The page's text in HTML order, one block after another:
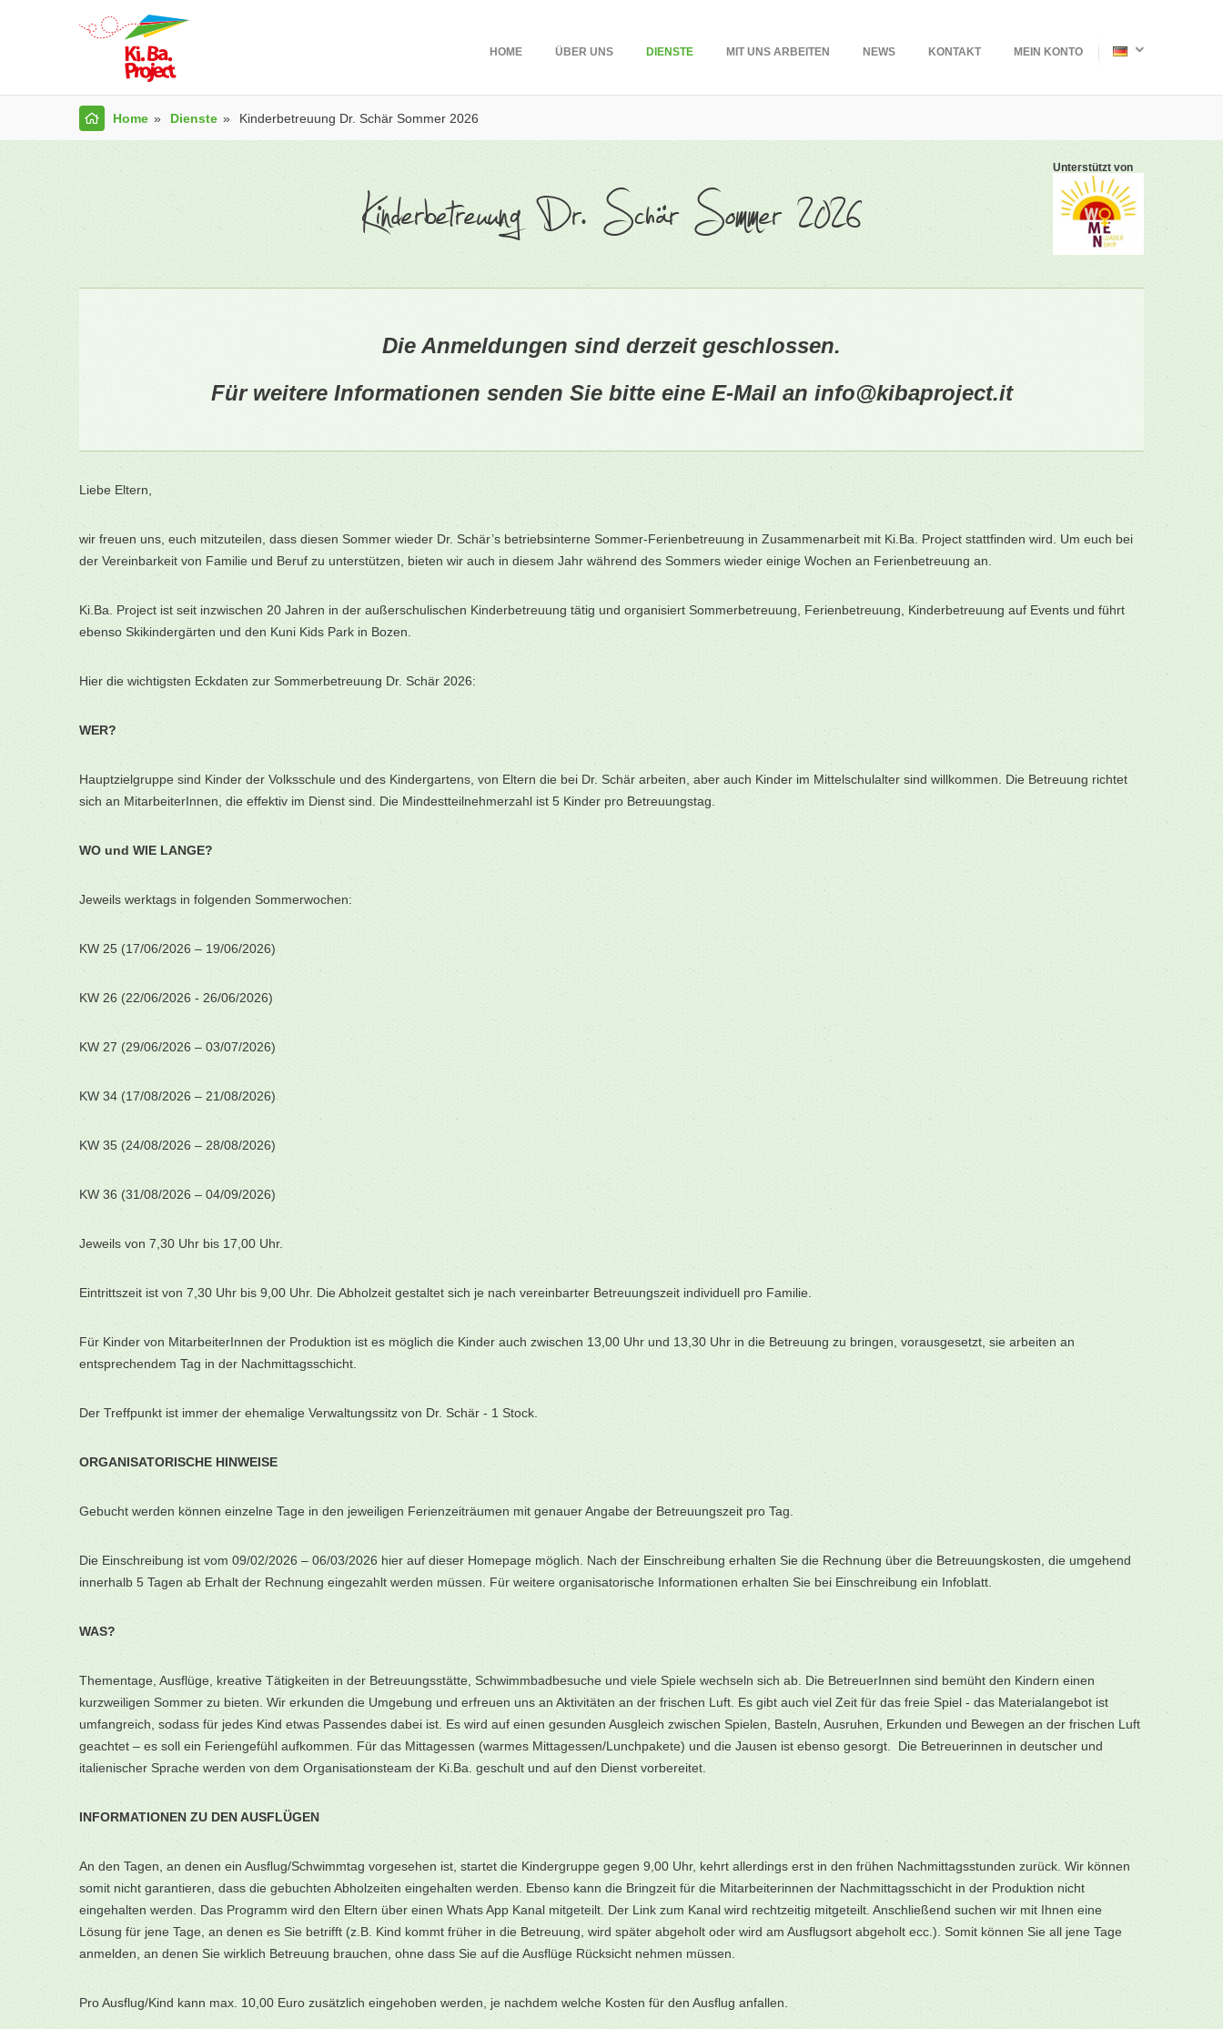
HOME ÜBER UNS DIENSTE MIT UNS ARBEITEN NEWS KONTAKT MEIN KONTO
Home Dienste Kinderbetreuung Dr. Schär Sommer 2026
Kinderbetreuung Dr. Schär Sommer 2026
Unterstützt von
Die Anmeldungen sind derzeit geschlossen.
Für weitere Informationen senden Sie bitte eine E-Mail an info@kibaproject.it
Liebe Eltern,
wir freuen uns, euch mitzuteilen, dass diesen Sommer wieder Dr. Schär’s betriebsinterne Sommer-Ferienbetreuung in Zusammenarbeit mit Ki.Ba. Project stattfinden wird. Um euch bei
der Vereinbarkeit von Familie und Beruf zu unterstützen, bieten wir auch in diesem Jahr während des Sommers wieder einige Wochen an Ferienbetreuung an.
Ki.Ba. Project ist seit inzwischen 20 Jahren in der außerschulischen Kinderbetreuung tätig und organisiert Sommerbetreuung, Ferienbetreuung, Kinderbetreuung auf Events und führt
ebenso Skikindergärten und den Kuni Kids Park in Bozen.
Hier die wichtigsten Eckdaten zur Sommerbetreuung Dr. Schär 2026:
WER?
Hauptzielgruppe sind Kinder der Volksschule und des Kindergartens, von Eltern die bei Dr. Schär arbeiten, aber auch Kinder im Mittelschulalter sind willkommen. Die Betreuung richtet
sich an MitarbeiterInnen, die effektiv im Dienst sind. Die Mindestteilnehmerzahl ist 5 Kinder pro Betreuungstag.
WO und WIE LANGE?
Jeweils werktags in folgenden Sommerwochen:
KW 25 (17/06/2026 – 19/06/2026)
KW 26 (22/06/2026 - 26/06/2026)
KW 27 (29/06/2026 – 03/07/2026)
KW 34 (17/08/2026 – 21/08/2026)
KW 35 (24/08/2026 – 28/08/2026)
KW 36 (31/08/2026 – 04/09/2026)
Jeweils von 7,30 Uhr bis 17,00 Uhr.
Eintrittszeit ist von 7,30 Uhr bis 9,00 Uhr. Die Abholzeit gestaltet sich je nach vereinbarter Betreuungszeit individuell pro Familie.
Für Kinder von MitarbeiterInnen der Produktion ist es möglich die Kinder auch zwischen 13,00 Uhr und 13,30 Uhr in die Betreuung zu bringen, vorausgesetzt, sie arbeiten an
entsprechendem Tag in der Nachmittagsschicht.
Der Treffpunkt ist immer der ehemalige Verwaltungssitz von Dr. Schär - 1 Stock.
ORGANISATORISCHE HINWEISE
Gebucht werden können einzelne Tage in den jeweiligen Ferienzeiträumen mit genauer Angabe der Betreuungszeit pro Tag.
Die Einschreibung ist vom 09/02/2026 – 06/03/2026 hier auf dieser Homepage möglich. Nach der Einschreibung erhalten Sie die Rechnung über die Betreuungskosten, die umgehend
innerhalb 5 Tagen ab Erhalt der Rechnung eingezahlt werden müssen. Für weitere organisatorische Informationen erhalten Sie bei Einschreibung ein Infoblatt.
WAS?
Thementage, Ausflüge, kreative Tätigkeiten in der Betreuungsstätte, Schwimmbadbesuche und viele Spiele wechseln sich ab. Die BetreuerInnen sind bemüht den Kindern einen
kurzweiligen Sommer zu bieten. Wir erkunden die Umgebung und erfreuen uns an Aktivitäten an der frischen Luft. Es gibt auch viel Zeit für das freie Spiel - das Materialangebot ist
umfangreich, sodass für jedes Kind etwas Passendes dabei ist. Es wird auf einen gesunden Ausgleich zwischen Spielen, Basteln, Ausruhen, Erkunden und Bewegen an der frischen Luft
geachtet – es soll ein Feriengefühl aufkommen. Für das Mittagessen (warmes Mittagessen/Lunchpakete) und die Jausen ist ebenso gesorgt. Die Betreuerinnen in deutscher und
italienischer Sprache werden von dem Organisationsteam der Ki.Ba. geschult und auf den Dienst vorbereitet.
INFORMATIONEN ZU DEN AUSFLÜGEN
An den Tagen, an denen ein Ausflug/Schwimmtag vorgesehen ist, startet die Kindergruppe gegen 9,00 Uhr, kehrt allerdings erst in den frühen Nachmittagsstunden zurück. Wir können
somit nicht garantieren, dass die gebuchten Abholzeiten eingehalten werden. Ebenso kann die Bringzeit für die Mitarbeiterinnen der Nachmittagsschicht in der Produktion nicht
eingehalten werden. Das Programm wird den Eltern über einen Whats App Kanal mitgeteilt. Der Link zum Kanal wird rechtzeitig mitgeteilt. Anschließend suchen wir mit Ihnen eine
Lösung für jene Tage, an denen es Sie betrifft (z.B. Kind kommt früher in die Betreuung, wird später abgeholt oder wird am Ausflugsort abgeholt ecc.). Somit können Sie all jene Tage
anmelden, an denen Sie wirklich Betreuung brauchen, ohne dass Sie auf die Ausflüge Rücksicht nehmen müssen.
Pro Ausflug/Kind kann max. 10,00 Euro zusätzlich eingehoben werden, je nachdem welche Kosten für den Ausflug anfallen.